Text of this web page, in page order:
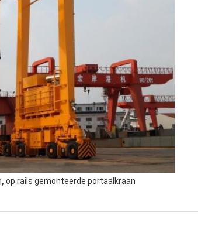
, op rails gemonteerde portaalkraan